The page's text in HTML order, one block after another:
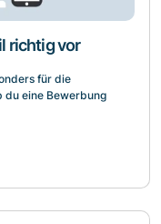
richtig vor
für die
du eine Bewerbung